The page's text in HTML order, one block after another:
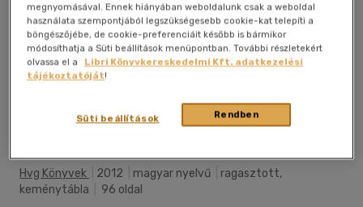
Kívánságlistához adom
Hvg Könyvek 2012 magyar nyelvű
ragasztott,
keménytábla
96 oldal
megnyomásával. Ennek hiányában weboldalunk csak a weboldal
használata szempontjából legszükségesebb cookie-kat telepíti a
böngészőjébe, de cookie-preferenciáit később is bármikor
módosíthatja a Süti beállítások menüpontban. További részletekért
olvassa el a
Libri Könyvkereskedelmi Kft. adatkezelési
tájékoztatóját!
Rendben
Süti beállítások